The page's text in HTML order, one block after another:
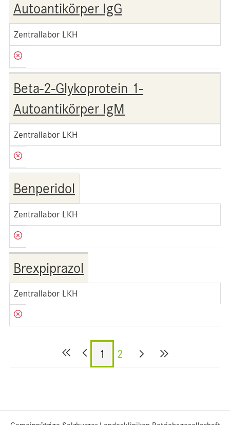
Autoantikörper IgG
Zentrallabor LKH
Beta-2-Glykoprotein 1-
Autoantikörper IgM
Zentrallabor LKH
Benperidol
Zentrallabor LKH
Brexpiprazol
Zentrallabor LKH
1 2